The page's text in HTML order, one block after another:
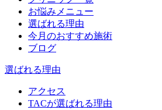
お悩みメニュー
選ばれる理由
今月のおすすめ施術
ブログ
選ばれる理由
アクセス
TACが選ばれる理由